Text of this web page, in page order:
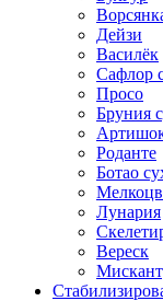
Дейзи
Василёк
Сафлор
Просо
Бруния
Роданте
Ботао
Лунария
Вереск